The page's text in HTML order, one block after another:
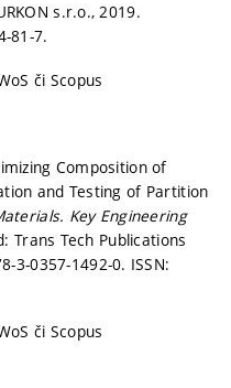
s.r.o., 2019.
81-7.
či Scopus
Composition of
and Testing of Partition
Key Engineering
Trans Tech Publications
3-0357-1492-0. ISSN:
či Scopus